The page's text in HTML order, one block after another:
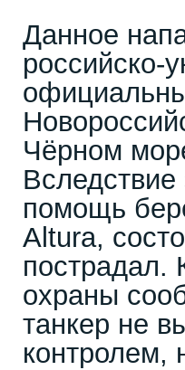
Данное
российско-
Чёрном
Вследствие
помощь
Altura,
пострадал.
охраны
танкер не
контролем,